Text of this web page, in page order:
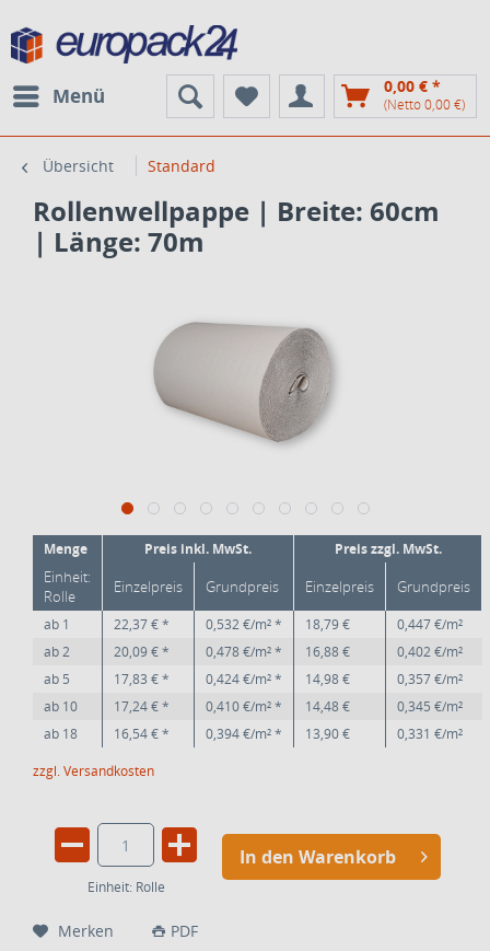
Menü 0,00 € *
(Netto 0,00 €)
Übersicht Standard
Rollenwellpappe | Breite: 60cm
| Länge: 70m
Menge Preis inkl. MwSt. Preis zzgl. MwSt.
Einheit:
Rolle
Einzelpreis Grundpreis Einzelpreis Grundpreis
ab 1 22,37 € * 0,532 €/m² * 18,79 €
0,447 €/m²
ab2 20,09 € * 0,478 €/m² * 16,88 €
0,402 €/m²
ab 5 17,83 € * 0,424 €/m² * 14,98 €
0,357 €/m²
ab 10 17,24 € * 0,410 €/m² * 14,48 €
0,345 €/m²
ab 18 16,54 € * 0,394 €/m² * 13,90 €
0,331 €/m²
zzgl. Versandkosten
Einheit: Rolle
In den Warenkorb
Merken PDF